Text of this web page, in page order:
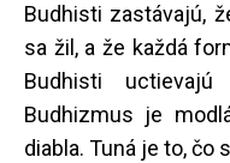
Budhisti zastávajú,
sa žil, a že každá
Budhisti
Budhizmus je
diabla. Tuná je to, čo